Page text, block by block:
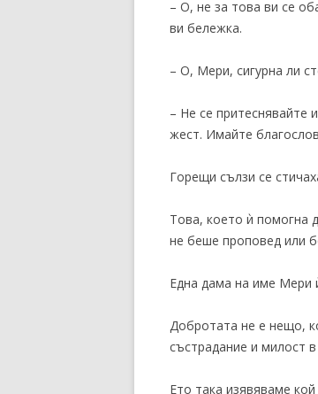
– О, не за това ви се
ви бележка.
– О, Мери, сигурна ли
– Не се притеснявайте
жест. Имайте
Горещи сълзи се
Това, което ѝ помогна
не беше проповед или
Една дама на име Мери
Добротата не е нещо,
състрадание и милост в
Ето така изявяваме